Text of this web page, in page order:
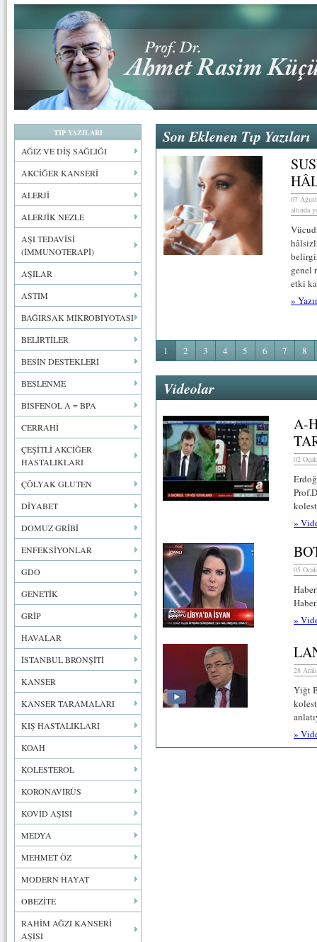
TIP YAZILARI
AĞIZ VE DİŞ SAĞLIĞI
AKCİĞER KANSERİ
ALERJİ
ALERJİK NEZLE
AŞI TEDAVİSİ
(İMMUNOTERAPİ)
AŞILAR
ASTIM
BAĞIRSAK MİKROBİYOTASI
BELİRTİLER
BESİN DESTEKLERİ
BESLENME
BİSFENOL A = BPA
CERRAHİ
ÇEŞİTLİ AKCİĞER
HASTALIKLARI
ÇÖLYAK GLUTEN
DİYABET
DOMUZ GRİBİ
ENFEKSİYONLAR
GDO
GENETİK
GRİP
HAVALAR
İSTANBUL BRONŞİTİ
KANSER
KANSER TARAMALARI
KIŞ HASTALIKLARI
KOAH
KOLESTEROL
KORONAVİRÜS
KOVİD AŞISI
MEDYA
MEHMET ÖZ
MODERN HAYAT
OBEZİTE
RAHİM AĞZI KANSERİ
AŞISI
Son Eklenen Tıp Yazıları
07
altında
genel
etki
»
1 2 3 4 5 6 7 8
Videolar
A-
02
»
05
»
28
Yiğt
»